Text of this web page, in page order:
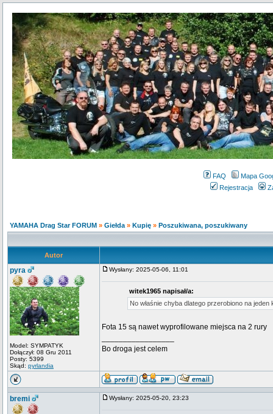
FAQ
Mapa
Rejestracja
YAMAHA Drag Star FORUM » Giełda » Kupię » Poszukiwana, poszukiwany
Autor
pyra
Model: SYMPATYK
Dołączył: 08 Gru 2011
Posty: 5399
Skąd: pyrlandia
Wysłany: 2025-05-06, 11:01
witek1965 napisał/a:
No właśnie chyba dlatego przerobiono na
Fota 15 są nawet wyprofilowane miejsca na 2 rury
Bo droga jest celem
bremi Wysłany: 2025-05-20, 23:23